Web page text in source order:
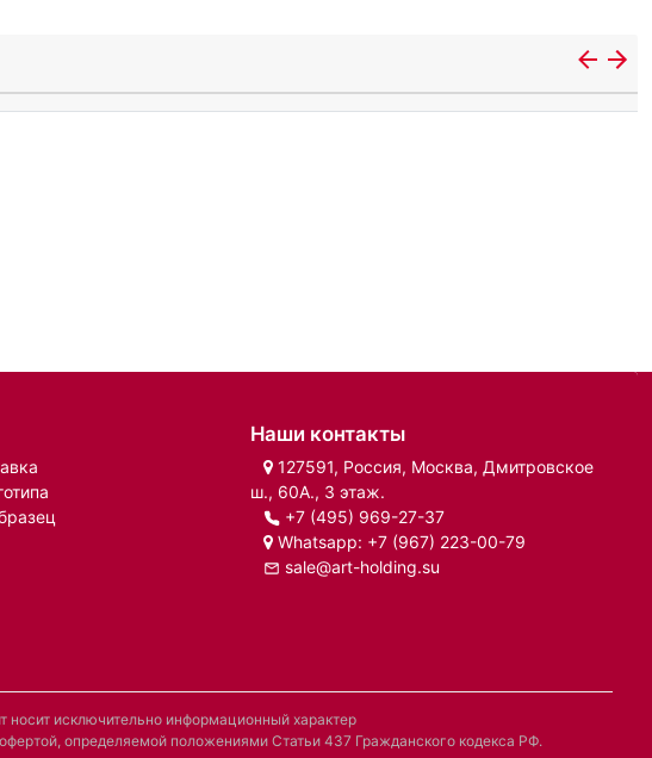
Наши контакты
127591, Россия, Москва, Дмитровское
ш., 60А., 3 этаж.
+7 (495) 969-27-37
Whatsapp: +7 (967) 223-00-79
sale@art-holding.su
исключительно информационный характер
определяемой положениями Статьи 437 Гражданского кодекса РФ.